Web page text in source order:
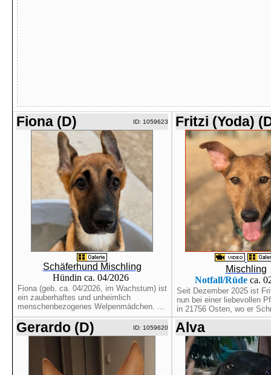
Fiona (D) ID: 1059623
Schäferhund Mischling
Hündin ca. 04/2026
Fiona (geb. ca. 04/2026, im Wachstum) ist
ein zauberhaftes und unheimlich
menschenbezogenes Welpenmädchen. ...
Fritzi (Yoda)
Mischling
Notfall/Rüde ca.
Seit Dezember 2025 ist
nun bei einer liebevollen
in 21756 Osten, wo er
Gerardo (D) ID: 1059620 Alva